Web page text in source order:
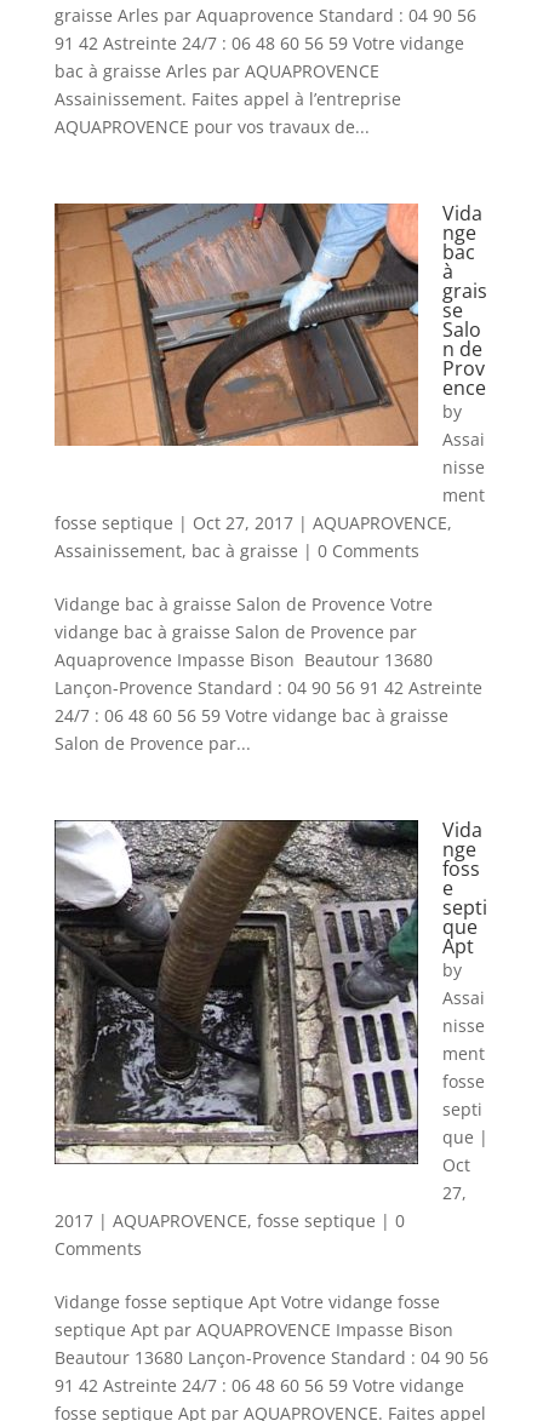
graisse Arles par Aquaprovence Standard : 04 90 56
91 42 Astreinte 24/7 : 06 48 60 56 59 Votre vidange
bac à graisse Arles par AQUAPROVENCE
Assainissement. Faites appel à l’entreprise
AQUAPROVENCE pour vos travaux de...
Vida
nge
bac
à
grais
se
Salo
n de
Prov
ence
by
Assai
nisse
ment
fosse septique | Oct 27, 2017| AQUAPROVENCE,
Assainissement, bac à graisse | 0 Comments
Vidange bac à graisse Salon de Provence Votre
vidange bac à graisse Salon de Provence par
Aquaprovence Impasse Bison Beautour 13680
Lançon-Provence Standard : 04 90 56 91 42 Astreinte
24/7 : 06 48 60 56 59 Votre vidange bac à graisse
Salon de Provence par...
Vida
nge
foss
e
septi
que
Apt
by
Assai
nisse
ment
fosse
septi
que |
Oct
27,
2017| AQUAPROVENCE, fosse septique | 0
Comments
Vidange fosse septique Apt Votre vidange fosse
septique Apt par AQUAPROVENCE Impasse Bison
Beautour 13680 Lançon-Provence Standard : 04 90 56
91 42 Astreinte 24/7 : 06 48 60 56 59 Votre vidange
fosse septique Apt par AQUAPROVENCE. Faites appel